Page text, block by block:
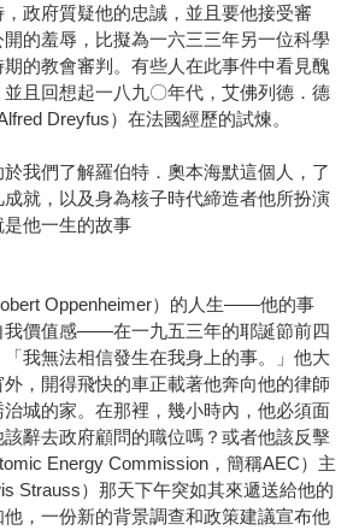
政府質疑他的忠誠，並且要他接受審
的羞辱，比擬為一六三三年另一位科學
的教會審判。有些人在此事件中看見醜
且回想起一八九〇年代，艾佛列德．德
Dreyfus）在法國經歷的試煉。
我們了解羅伯特．奧本海默這個人，了
就，以及身為核子時代締造者他所扮演
他一生的故事
Oppenheimer）的人生——他的事
我價值感——在一九五三年的耶誕節前四
我無法相信發生在我身上的事。」他大
，開得飛快的車正載著他奔向他的律師
城的家。在那裡，幾小時內，他必須面
辭去政府顧問的職位嗎？或者他該反擊
Energy Commission，簡稱AEC）主
Strauss）那天下午突如其來遞送給他的
，一份新的背景調查和政策建議宣布他